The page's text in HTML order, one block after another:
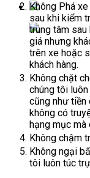
Không Phá
sau khi kiểm
trung tâm sau
giá nhưng
trên xe hoặc
khách hàng.
Không chặt
chúng tôi
cũng như
không có
hạng mục
Không chậm
Không ngại
tôi luôn túc